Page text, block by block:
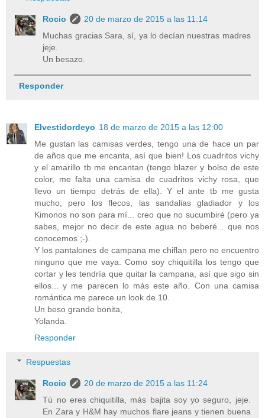
Rocio
20 de marzo de 2015 a las 11:14
Muchas gracias Sara, sí, ya lo decían nuestras madres
jeje.
Un besazo.
Responder
Elvestidordeyo 18 de marzo de 2015 a las 12:00
Me gustan las camisas verdes, tengo una de hace un par
de años que me encanta, así que bien! Los cuadritos vichy
y el amarillo tb me encantan (tengo blazer y bolso de este
color, me falta una camisa de cuadritos vichy rosa, que
llevo un tiempo detrás de ella). Y el ante tb me gusta
mucho, pero los flecos, las sandalias gladiador y los
Kimonos no son para mí... creo que no sucumbiré (pero ya
sabes, mejor no decir de este agua no beberé... que nos
conocemos ;-).
Y los pantalones de campana me chiflan pero no encuentro
ninguno que me vaya. Como soy chiquitilla los tengo que
cortar y les tendría que quitar la campana, así que sigo sin
ellos... y me parecen lo más este año. Con una camisa
romántica me parece un look de 10.
Un beso grande bonita,
Yolanda.
Responder
Respuestas
Rocio
20 de marzo de 2015 a las 11:24
Tú no eres chiquitilla, más bajita soy yo seguro, jeje.
En Zara y H&M hay muchos flare jeans y tienen buena